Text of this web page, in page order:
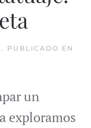
. PUBLICADO EN
un
exploramos